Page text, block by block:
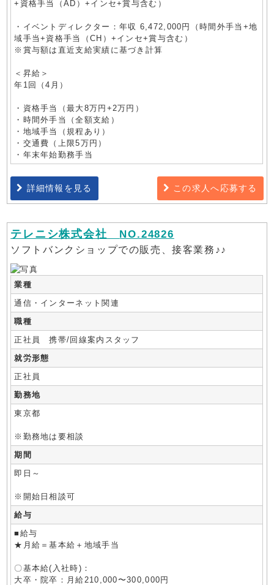
+資格手当（AD）+インセ+賞与含む）
・イベントディレクター：年収 6,472,000円（時間外手当+地
域手当+資格手当（CH）+インセ+賞与含む）
※賞与額は直近支給実績に基づき計算
＜昇給＞
年1回（4月）
・資格手当（最大8万円+2万円）
・時間外手当（全額支給）
・地域手当（規程あり）
・交通費（上限5万円）
・年末年始勤務手当
詳細情報を見る この求人へ応募する
テレニシ株式会社 NO.24826
ソフトバンクショップでの販売、接客業務♪♪
業種
通信・インターネット関連
職種
正社員 携帯/回線案内スタッフ
就労形態
正社員
勤務地
東京都
※勤務地は要相談
期間
即日～
※開始日相談可
給与
■給与
★月給＝基本給＋地域手当
〇基本給(入社時)：
大卒・院卒：月給210,000〜300,000円